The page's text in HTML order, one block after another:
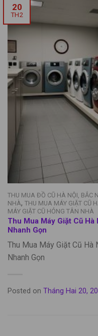
20
TH2
THU MUA ĐỒ CŨ HÀ NỘI, BẮC
NHÀ, THU MUA MÁY GIẶT CŨ
MÁY GIẶT CŨ HỎNG TÂN NHÀ
Thu Mua Máy Giặt Cũ
Nhanh Gọn
Thu Mua Máy Giặt Cũ Hà
Nhanh Gọn
Posted on Tháng Hai 20,